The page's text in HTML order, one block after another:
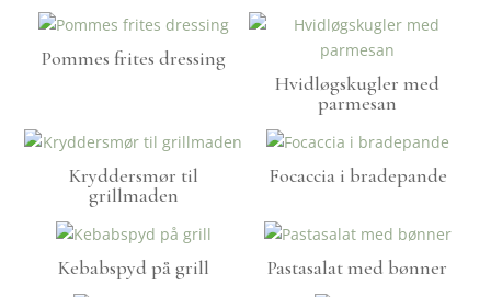
Pommes frites dressing
Hvidløgskugler med
parmesan
Kryddersmør til
grillmaden
Focaccia i bradepande
Kebabspyd på grill Pastasalat med bønner